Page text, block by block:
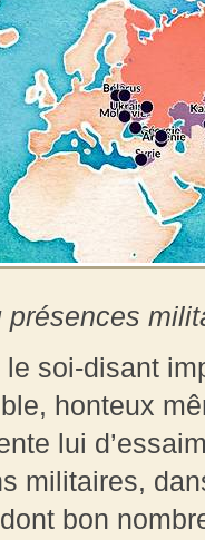
présences
le soi-disant
honteux
lui
militaires,
bon